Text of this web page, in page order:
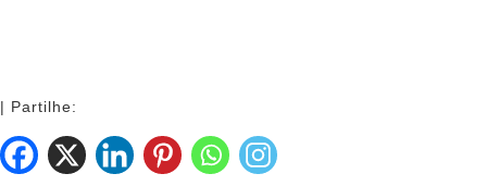
| Partilhe: